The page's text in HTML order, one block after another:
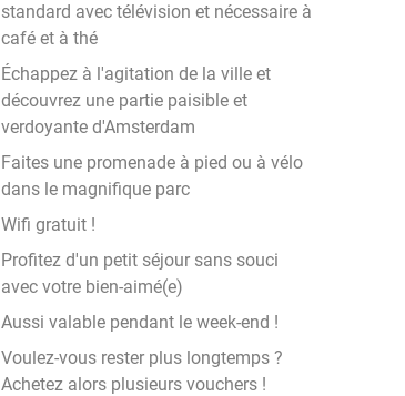
standard avec télévision et nécessaire à
café et à thé
Échappez à l'agitation de la ville et
découvrez une partie paisible et
verdoyante d'Amsterdam
Faites une promenade à pied ou à vélo
dans le magnifique parc
Wifi gratuit !
Profitez d'un petit séjour sans souci
avec votre bien-aimé(e)
Aussi valable pendant le week-end !
Voulez-vous rester plus longtemps ?
Achetez alors plusieurs vouchers !